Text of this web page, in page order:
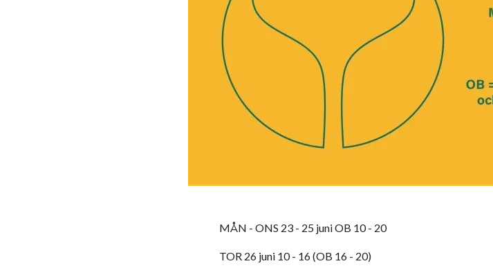
MÅN - ONS 23 - 25 juni OB 10 - 20
TOR 26 juni 10 - 16 (OB 16 - 20)